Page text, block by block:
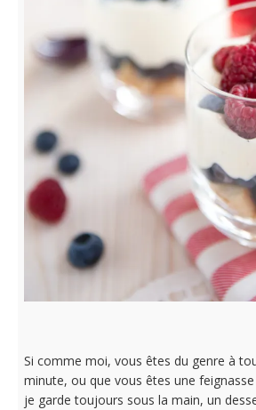
Si comme moi, vous êtes du genre à
minute, ou que vous êtes une
je garde toujours sous la main, un